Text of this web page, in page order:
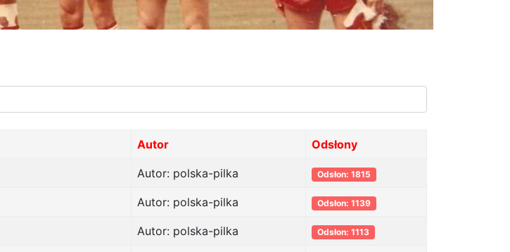
Autor Odsłony
Autor: polska-pilka Odsłon: 1815
Autor: polska-pilka Odsłon: 1139
Autor: polska-pilka Odsłon: 1113